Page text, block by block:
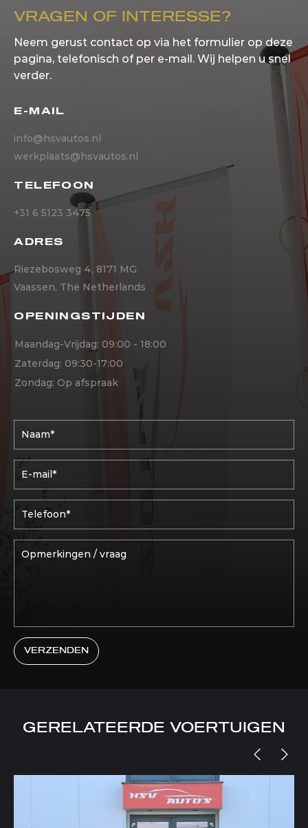
VRAGEN OF INTERESSE?
Neem gerust contact op via het formulier op deze
pagina, telefonisch of per e-mail. Wij helpen u snel
verder.
E-MAIL
info@hsvautos.nl
werkplaats@hsvautos.nl
TELEFOON
+31 6 5123 3475
ADRES
Riezebosweg 4, 8171 MG
Vaassen, The Netherlands
OPENINGSTIJDEN
Maandag-Vrijdag: 09:00 - 18:00
Zaterdag: 09:30-17:00
Zondag: Op afspraak
VERZENDEN
GERELATEERDE VOERTUIGEN